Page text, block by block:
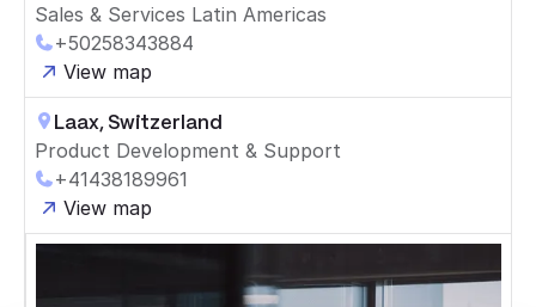
Sales & Services Latin Americas
+50258343884
View map
Laax, Switzerland
Product Development & Support
+41438189961
View map